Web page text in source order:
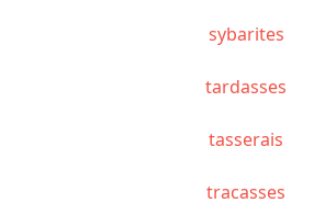
sybarites
tardasses
tasserais
tracasses